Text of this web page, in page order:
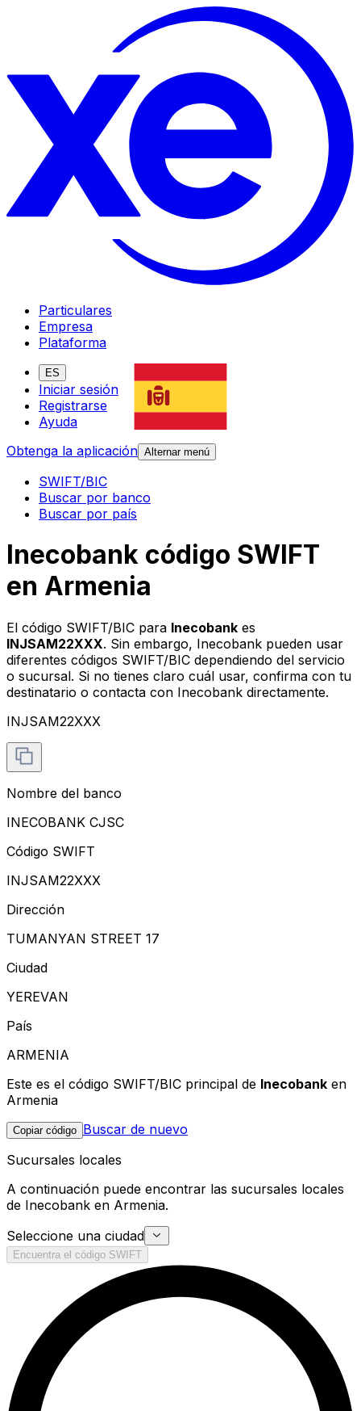
Particulares
Empresa
Plataforma
ES
Iniciar sesión
Registrarse
Ayuda
Obtenga la aplicación Alternar menú
SWIFT/BIC
Buscar por banco
Buscar por país
Inecobank código SWIFT
en Armenia
El código SWIFT/BIC para Inecobank es
INJSAM22XXX. Sin embargo, Inecobank pueden usar
diferentes códigos SWIFT/BIC dependiendo del servicio
o sucursal. Si no tienes claro cuál usar, confirma con tu
destinatario o contacta con Inecobank directamente.
INJSAM22XXX
Nombre del banco
INECOBANK CJSC
Código SWIFT
INJSAM22XXX
Dirección
TUMANYAN STREET 17
Ciudad
YEREVAN
País
ARMENIA
Este es el código SWIFT/BIC principal de Inecobank en
Armenia
Copiar código Buscar de nuevo
Sucursales locales
A continuación puede encontrar las sucursales locales
de Inecobank en Armenia.
Seleccione una ciudad
Encuentra el código SWIFT